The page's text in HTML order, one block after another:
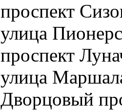
проспект
улица
проспект
улица
Дворцовый